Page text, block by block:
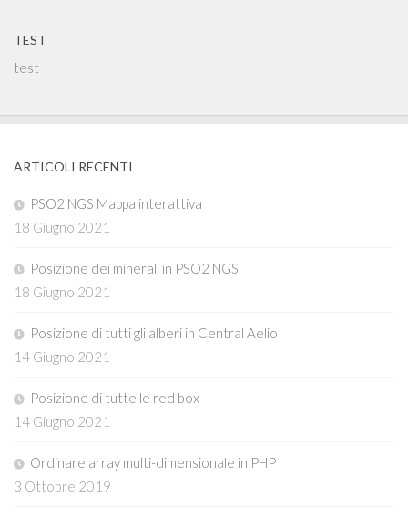
TEST
test
ARTICOLI RECENTI
PSO2 NGS Mappa interattiva
18 Giugno 2021
Posizione dei minerali in PSO2 NGS
18 Giugno 2021
Posizione di tutti gli alberi in Central Aelio
14 Giugno 2021
Posizione di tutte le red box
14 Giugno 2021
Ordinare array multi-dimensionale in PHP
3 Ottobre 2019